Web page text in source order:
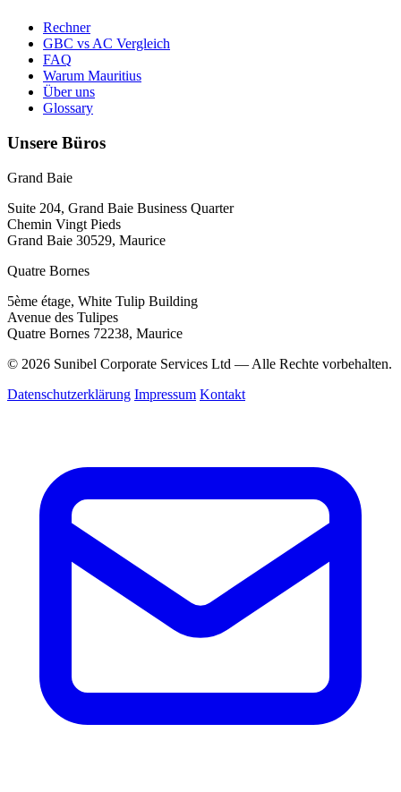
Rechner
GBC vs AC Vergleich
FAQ
Warum Mauritius
Über uns
Glossary
Unsere Büros
Grand Baie
Suite 204, Grand Baie Business Quarter
Chemin Vingt Pieds
Grand Baie 30529, Maurice
Quatre Bornes
5ème étage, White Tulip Building
Avenue des Tulipes
Quatre Bornes 72238, Maurice
© 2026 Sunibel Corporate Services Ltd — Alle Rechte vorbehalten.
Datenschutzerklärung Impressum Kontakt